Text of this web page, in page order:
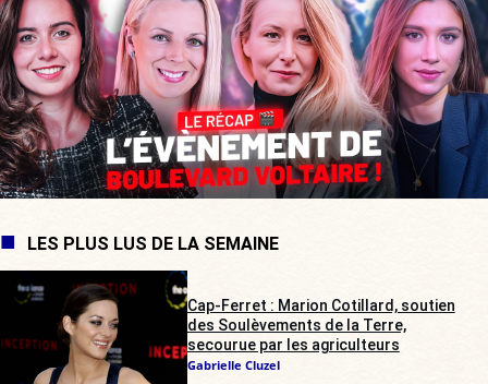
LES PLUS LUS DE LA SEMAINE
Cap-Ferret : Marion Cotillard, soutien
des Soulèvements de la Terre,
secourue par les agriculteurs
Gabrielle Cluzel